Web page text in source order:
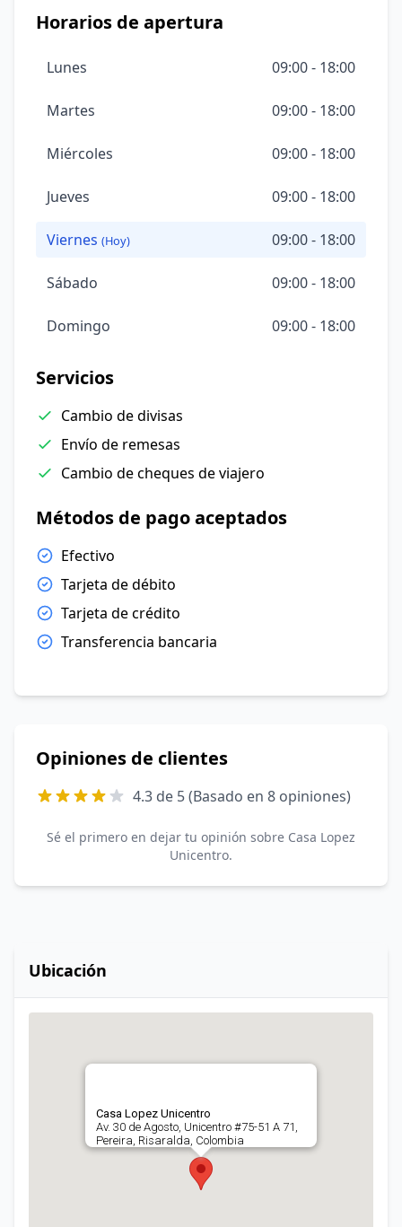
Horarios de apertura
Lunes 09:00 - 18:00
Martes 09:00 - 18:00
Miércoles 09:00 - 18:00
Jueves 09:00 - 18:00
Viernes (Hoy) 09:00 - 18:00
Sábado 09:00 - 18:00
Domingo 09:00 - 18:00
Servicios
Cambio de divisas
Envío de remesas
Cambio de cheques de viajero
Métodos de pago aceptados
Efectivo
Tarjeta de débito
Tarjeta de crédito
Transferencia bancaria
Opiniones de clientes
4.3 de 5 (Basado en 8 opiniones)
Sé el primero en dejar tu opinión sobre Casa Lopez
Unicentro.
Ubicación
Casa Lopez Unicentro
Av. 30 de Agosto, Unicentro #75-51 A 71,
Pereira, Risaralda, Colombia